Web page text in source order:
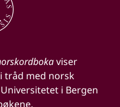
viser
tråd med norsk
i Bergen